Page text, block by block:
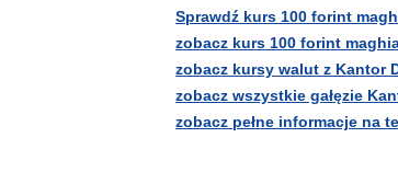
Sprawdź kurs 100 forint
zobacz kurs 100 forint
zobacz kursy walut z Kantor
zobacz wszystkie gałęzie
zobacz pełne informacje na